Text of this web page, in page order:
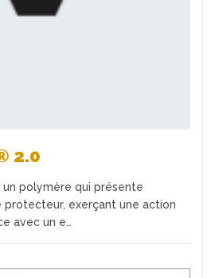
2.0
un polymère qui présente
exerçant une action
avec un e…